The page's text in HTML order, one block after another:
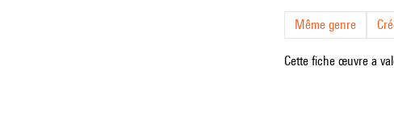
Même genre
Cette fiche œuvre a